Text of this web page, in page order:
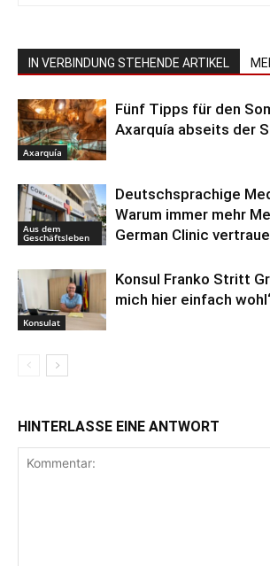
IN VERBINDUNG STEHENDE ARTIKEL
Axarquía
Fünf Tipps für den
Axarquía abseits der
Aus dem
Geschäftsleben
Deutschsprachige
Warum immer mehr
German Clinic
Konsulat
Konsul Franko Stritt
mich hier einfach
HINTERLASSE EINE ANTWORT